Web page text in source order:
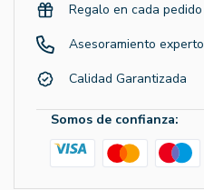
Regalo en cada pedido
Asesoramiento experto
Calidad Garantizada
Somos de confianza: